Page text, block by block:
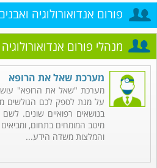
פורום אנדואורולוגיה
מנהלי פורום
מערכת שאל את הרופא
מערכת "שאל את הרופא"
על מנת לספק לכם הגולשים
בנושאים רפואיים שונים.
מיטב המומחים בתחום,
והמלצות משדה הידע...